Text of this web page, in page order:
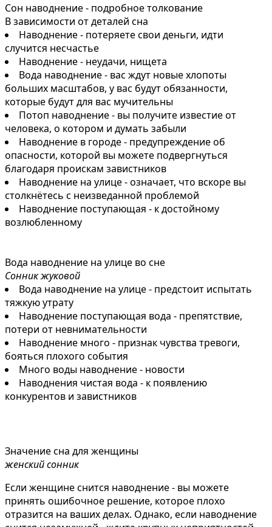
Сон наводнение - подробное толкование
В зависимости от деталей сна
Наводнение - потеряете свои деньги, идти
случится несчастье
Наводнение - неудачи, нищета
Вода наводнение - вас ждут новые хлопоты
больших масштабов, у вас будут обязанности,
которые будут для вас мучительны
Потоп наводнение - вы получите известие от
человека, о котором и думать забыли
Наводнение в городе - предупреждение об
опасности, которой вы можете подвергнуться
благодаря проискам завистников
Наводнение на улице - означает, что вскоре вы
столкнётесь с неизведанной проблемой
Наводнение поступающая - к достойному
возлюбленному
Вода наводнение на улице во сне
Сонник жуковой
Вода наводнение на улице - предстоит испытать
тяжкую yтpaту
Наводнение поступающая вода - препятствие,
потери от невнимательности
Наводнение много - признак чувства тревоги,
бояться плохого события
Много воды наводнение - новости
Наводнения чистая вода - к появлению
конкурентов и завистников
Значение сна для женщины
женский сонник
Если женщине снится наводнение - вы можете
принять ошибочное решение, которое плохо
отразится на ваших делах. Однако, если наводнение